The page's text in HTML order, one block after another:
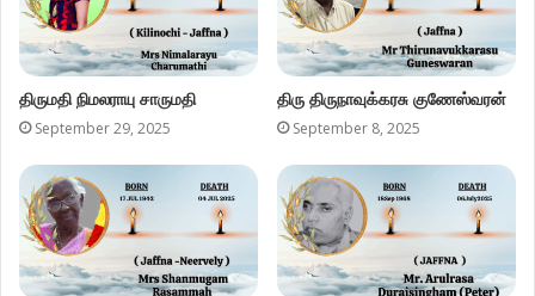
திருமதி நிமலராயு சாருமதி
September 29, 2025
திரு திருநாவுக்கரசு குணேஸ்வரன்
September 8, 2025